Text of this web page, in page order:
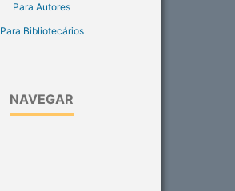
Para Autores
Para Bibliotecários
NAVEGAR